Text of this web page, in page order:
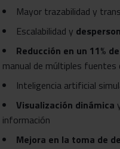
Mayor trazabilidad y
Escalabilidad y
Reducción en un 11%
manual de múltiples fuentes
Inteligencia artificial
Visualización dinámica
información
Mejora en la toma de